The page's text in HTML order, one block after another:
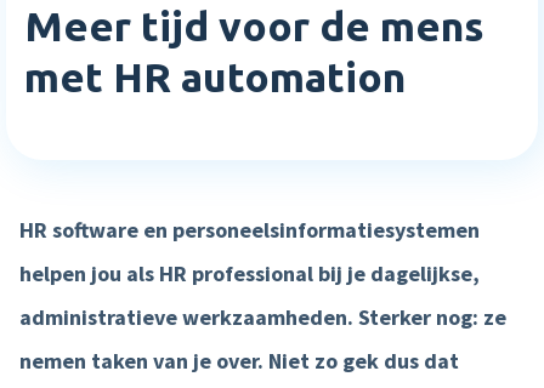
Meer HR features »
Direct betalen
Salaris input checker
Starten met Nmbrs
Bibliotheek
Klantverhalen
Events
Trainingen
Careers
Support
Login
Nederlands
Meer tijd voor de mens
met HR automation
HR software en personeelsinformatiesystemen
helpen jou als HR professional bij je dagelijkse,
administratieve werkzaamheden. Sterker nog: ze
nemen taken van je over. Niet zo gek dus dat